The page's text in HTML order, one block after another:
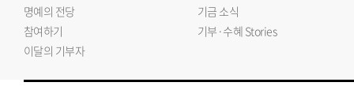
명예의 전당
기금 소식
참여하기
기부·수혜 Stories
이달의 기부자